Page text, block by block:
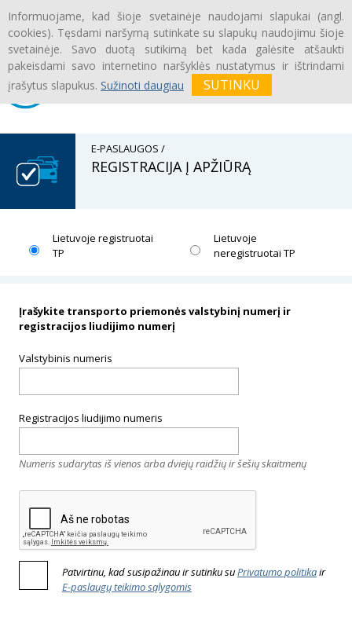
Informuojame, kad šioje svetainėje naudojami slapukai (angl.
cookies). Tęsdami naršymą sutinkate su slapukų naudojimu šioje
svetainėje. Savo duotą sutikimą bet kada galėsite atšaukti
pakeisdami savo internetino naršyklės nustatymus ir ištrindami
įrašytus slapukus. Sužinoti daugiau
Prisijungti | Registruotis
E-PASLAUGOS /
REGISTRACIJA Į APŽIŪRĄ
Lietuvoje registruotai
TP
Lietuvoje
neregistruotai TP
Įrašykite transporto priemonės valstybinį numerį ir
registracijos liudijimo numerį
Valstybinis numeris
Registracijos liudijimo numeris
Numeris sudarytas iš vienos arba dviejų raidžių ir šešių skaitmenų
Patvirtinu, kad susipažinau ir sutinku suPrivatumo politikair
E-paslaugų teikimo sąlygomis